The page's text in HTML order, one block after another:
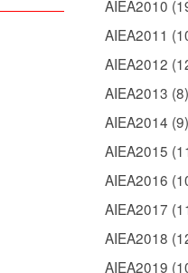
AIEA2010
AIEA2011
AIEA2012
AIEA2013 (8)
AIEA2014 (9)
AIEA2015
AIEA2016
AIEA2017
AIEA2018
AIEA2019